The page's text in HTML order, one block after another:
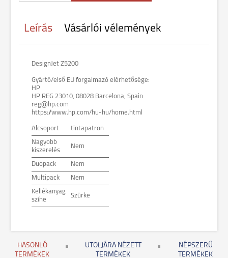
Leírás Vásárlói vélemények
DesignJet Z5200
Gyártó/első EU forgalmazó elérhetősége:
HP
HP REG 23010, 08028 Barcelona, Spain
reg@hp.com
https://www.hp.com/hu-hu/home.html
Alcsoport tintapatron
Nagyobb
kiszerelés
Nem
Duopack Nem
Multipack Nem
Kellékanyag
színe
Szürke
HASONLÓ
TERMÉKEK
UTOLJÁRA NÉZETT
TERMÉKEK
NÉPSZERŰ
TERMÉKEK